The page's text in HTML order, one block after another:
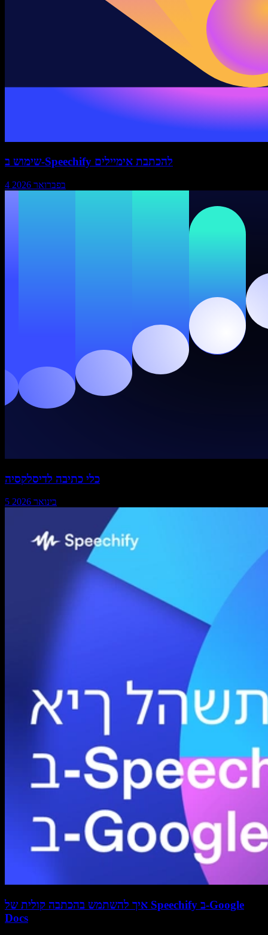
שימוש ב-Speechify להכתבת אימיילים
4 בפברואר 2026
כלי כתיבה לדיסלקסיה
5 בינואר 2026
איך להשתמש בהכתבה קולית של Speechify ב-Google
Docs